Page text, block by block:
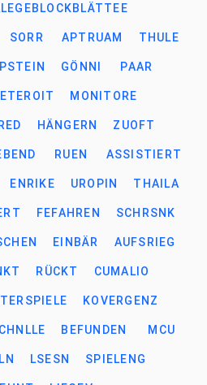
SORR APTRUAM THULE
GÖNNI PAAR
MONITORE
HÄNGERN ZUOFT
RUEN ASSISTIERT
ENRIKE UROPIN THAILA
FEFAHREN SCHRSNK
EINBÄR AUFSRIEG
RÜCKT CUMALIO
KOVERGENZ
BEFUNDEN MCU
LSESN SPIELENG